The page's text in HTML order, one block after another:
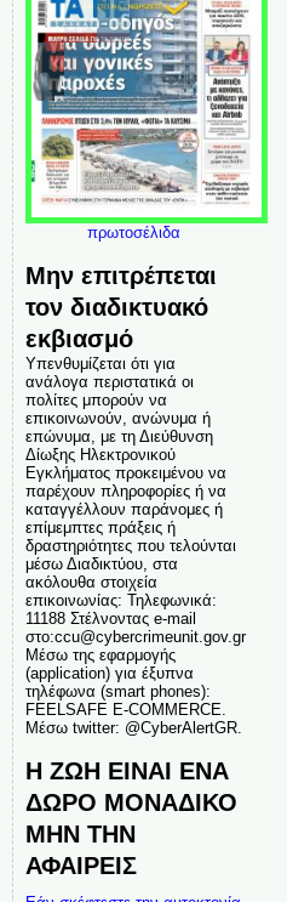
πρωτοσέλιδα
Μην επιτρέπεται
τον διαδικτυακό
εκβιασμό
Υπενθυμίζεται ότι για
ανάλογα περιστατικά οι
πολίτες μπορούν να
επικοινωνούν, ανώνυμα ή
επώνυμα, με τη Διεύθυνση
Δίωξης Ηλεκτρονικού
Εγκλήματος προκειμένου να
παρέχουν πληροφορίες ή να
καταγγέλλουν παράνομες ή
επίμεμπτες πράξεις ή
δραστηριότητες που τελούνται
μέσω Διαδικτύου, στα
ακόλουθα στοιχεία
επικοινωνίας: Τηλεφωνικά:
11188 Στέλνοντας e-mail
στο:ccu@cybercrimeunit.gov.gr
Μέσω της εφαρμογής
(application) για έξυπνα
τηλέφωνα (smart phones):
FEELSAFE E-COMMERCE.
Μέσω twitter: @CyberAlertGR.
Η ΖΩΗ ΕΙΝΑΙ ΕΝΑ
ΔΩΡΟ ΜΟΝΑΔΙΚΟ
ΜΗΝ ΤΗΝ
ΑΦΑΙΡΕΙΣ